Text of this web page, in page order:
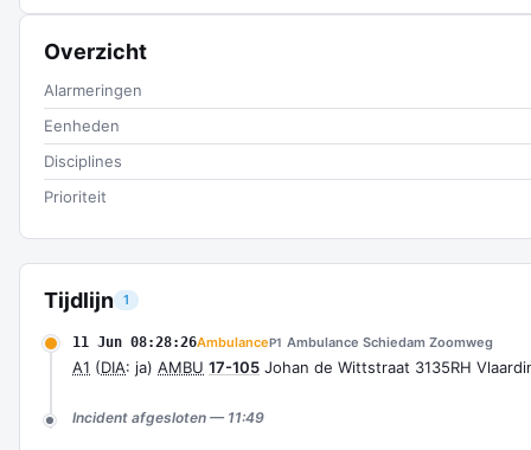
Tijdlijn 1
11 Jun 08:28:26AmbulanceP1 Ambulance Schiedam Zoomweg
A1 (DIA: ja) AMBU 17-105 Johan de Wittstraat 3135RH
Incident afgesloten — 11:49
Overzicht
Alarmeringen
Eenheden
Disciplines
Prioriteit